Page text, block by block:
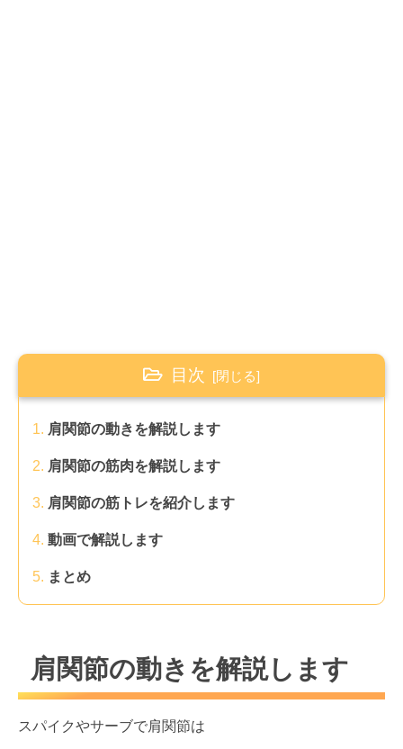
目次
肩関節の動きを解説します
肩関節の筋肉を解説します
肩関節の筋トレを紹介します
動画で解説します
まとめ
肩関節の動きを解説します
スパイクやサーブで肩関節は